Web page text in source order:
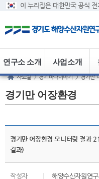
이 누리집은 대한민국 공식 전
사업소개
연구소 소개
자료실 > 경기바다이야기 > 경기만
경기만 어장환경
경기만 어장환경 모니터링 결과
결과)
작성자 해양수산자원연